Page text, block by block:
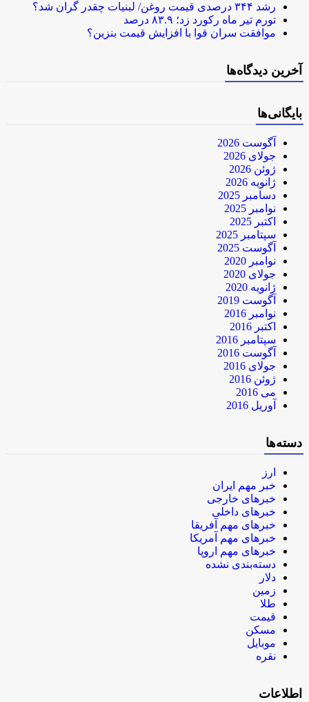
رشد ۳۴۴ درصدی قیمت روغن/ لبنیات چقدر گران شد؟
تورم تیر ماه رکورد زد؛ ۸۳.۹ درصد
موافقت سران قوا با افزایش قیمت بنزین؟
آخرین دیدگاه‌ها
بایگانی‌ها
آگوست 2026
جولای 2026
ژوئن 2026
ژانویه 2026
دسامبر 2025
نوامبر 2025
اکتبر 2025
سپتامبر 2025
آگوست 2025
نوامبر 2020
جولای 2020
ژانویه 2020
آگوست 2019
نوامبر 2016
اکتبر 2016
سپتامبر 2016
آگوست 2016
جولای 2016
ژوئن 2016
می 2016
آوریل 2016
دسته‌ها
ارز
خبر مهم ایران
خبرهای خارجی
خبرهای داخلی
خبرهای مهم آفریقا
خبرهای مهم آمریکا
خبرهای مهم اروپا
دسته‌بندی نشده
دلار
زمین
طلا
قیمت
مسکن
موبایل
نقره
اطلاعات